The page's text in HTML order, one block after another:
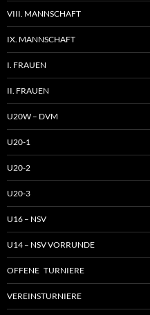
VIII. MANNSCHAFT
IX. MANNSCHAFT
I. FRAUEN
II. FRAUEN
U20W – DVM
U20-1
U20-2
U20-3
U16 – NSV
U14 – NSV VORRUNDE
OFFENE TURNIERE
VEREINSTURNIERE